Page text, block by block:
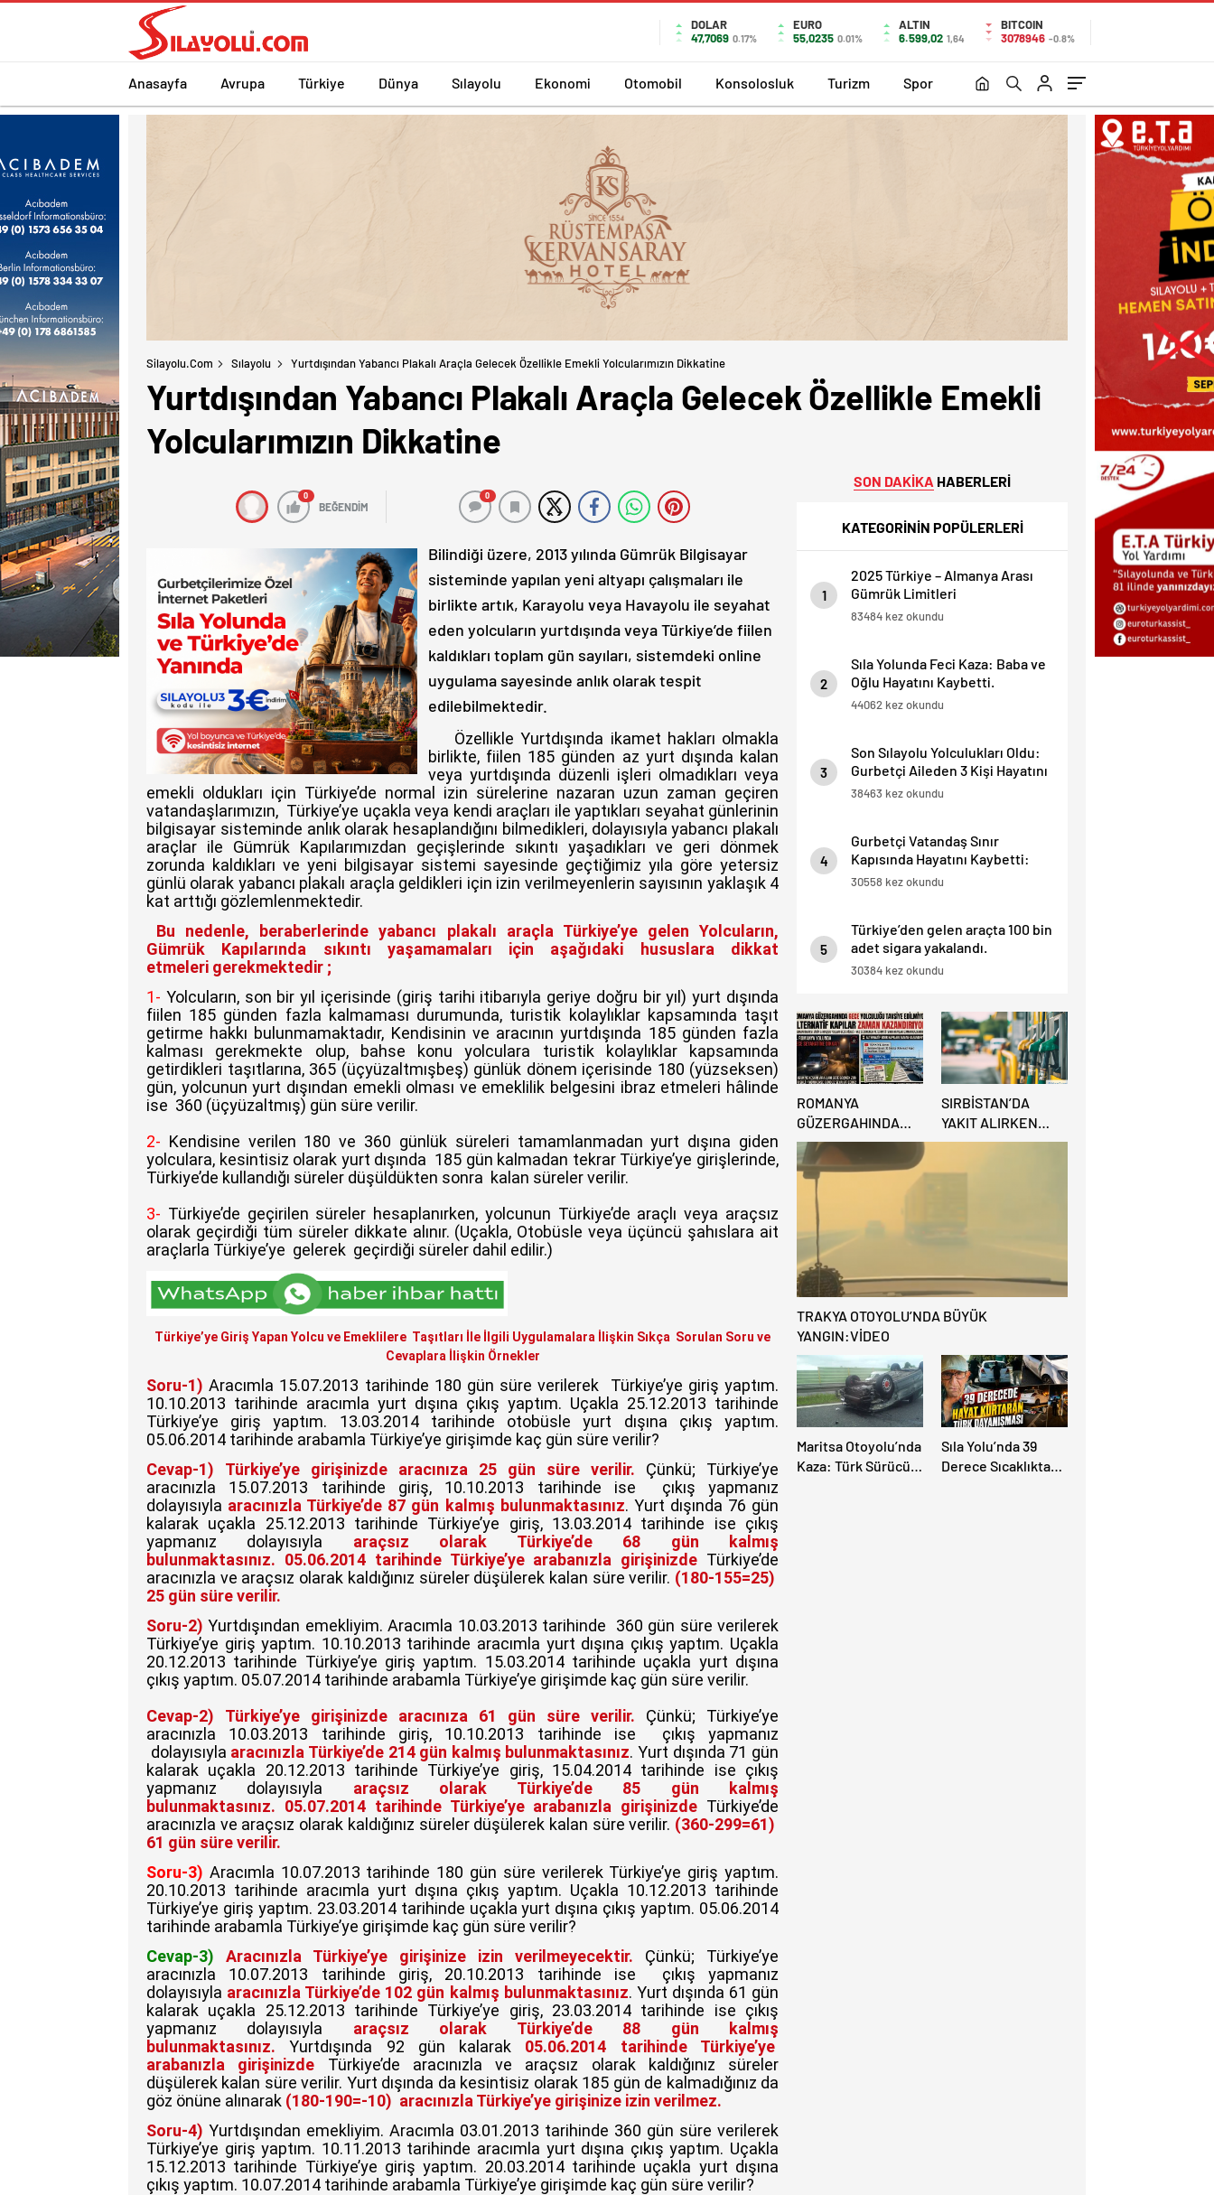
DOLAR
47,7069 0.17%
EURO
55,0235 0.01%
ALTIN
6.599,02 1,64
BITCOIN
3078946 -0.8%
Anasayfa Avrupa Türkiye Dünya Sılayolu Ekonomi Otomobil Konsolosluk Turizm Spor
Silayolu.com Sılayolu Yurtdışından Yabancı Plakalı Araçla Gelecek Özellikle Emekli Yolcularımızın Dikkatine
Yurtdışından Yabancı Plakalı Araçla Gelecek Özellikle Emekli
Yolcularımızın Dikkatine
0
BEĞENDİM
0
Bilindiği üzere, 2013 yılında Gümrük Bilgisayar
sisteminde yapılan yeni altyapı çalışmaları ile
birlikte artık, Karayolu veya Havayolu ile seyahat
eden yolcuların yurtdışında veya Türkiye’de fiilen
kaldıkları toplam gün sayıları, sistemdeki online
uygulama sayesinde anlık olarak tespit
edilebilmektedir.
Özellikle Yurtdışında ikamet hakları olmakla
birlikte, fiilen 185 günden az yurt dışında kalan
veya yurtdışında düzenli işleri olmadıkları veya
emekli oldukları için Türkiye’de normal izin sürelerine nazaran uzun zaman geçiren
vatandaşlarımızın, Türkiye’ye uçakla veya kendi araçları ile yaptıkları seyahat günlerinin
bilgisayar sisteminde anlık olarak hesaplandığını bilmedikleri, dolayısıyla yabancı plakalı
araçlar ile Gümrük Kapılarımızdan geçişlerinde sıkıntı yaşadıkları ve geri dönmek
zorunda kaldıkları ve yeni bilgisayar sistemi sayesinde geçtiğimiz yıla göre yetersiz
günlü olarak yabancı plakalı araçla geldikleri için izin verilmeyenlerin sayısının yaklaşık 4
kat arttığı gözlemlenmektedir.
Bu nedenle, beraberlerinde yabancı plakalı araçla Türkiye’ye gelen Yolcuların,
Gümrük Kapılarında sıkıntı yaşamamaları için aşağıdaki hususlara dikkat
etmeleri gerekmektedir ;
1- Yolcuların, son bir yıl içerisinde (giriş tarihi itibarıyla geriye doğru bir yıl) yurt dışında
fiilen 185 günden fazla kalmaması durumunda, turistik kolaylıklar kapsamında taşıt
getirme hakkı bulunmamaktadır, Kendisinin ve aracının yurtdışında 185 günden fazla
kalması gerekmekte olup, bahse konu yolculara turistik kolaylıklar kapsamında
getirdikleri taşıtlarına, 365 (üçyüzaltmışbeş) günlük dönem içerisinde 180 (yüzseksen)
gün, yolcunun yurt dışından emekli olması ve emeklilik belgesini ibraz etmeleri hâlinde
ise 360 (üçyüzaltmış) gün süre verilir.
2- Kendisine verilen 180 ve 360 günlük süreleri tamamlanmadan yurt dışına giden
yolculara, kesintisiz olarak yurt dışında 185 gün kalmadan tekrar Türkiye’ye girişlerinde,
Türkiye’de kullandığı süreler düşüldükten sonra kalan süreler verilir.
3- Türkiye’de geçirilen süreler hesaplanırken, yolcunun Türkiye’de araçlı veya araçsız
olarak geçirdiği tüm süreler dikkate alınır. (Uçakla, Otobüsle veya üçüncü şahıslara ait
araçlarla Türkiye’ye gelerek geçirdiği süreler dahil edilir.)
Türkiye’ye Giriş Yapan Yolcu ve Emeklilere Taşıtları İle İlgili Uygulamalara İlişkin Sıkça Sorulan Soru ve
Cevaplara İlişkin Örnekler
Soru-1) Aracımla 15.07.2013 tarihinde 180 gün süre verilerek Türkiye’ye giriş yaptım.
10.10.2013 tarihinde aracımla yurt dışına çıkış yaptım. Uçakla 25.12.2013 tarihinde
Türkiye’ye giriş yaptım. 13.03.2014 tarihinde otobüsle yurt dışına çıkış yaptım.
05.06.2014 tarihinde arabamla Türkiye’ye girişimde kaç gün süre verilir?
Cevap-1)
Türkiye’ye girişinizde aracınıza 25 gün süre verilir.
Çünkü; Türkiye’ye
aracınızla 15.07.2013 tarihinde giriş, 10.10.2013 tarihinde ise çıkış yapmanız
dolayısıyla aracınızla Türkiye’de 87 gün kalmış bulunmaktasınız. Yurt dışında 76 gün
kalarak uçakla 25.12.2013 tarihinde Türkiye’ye giriş, 13.03.2014 tarihinde ise çıkış
yapmanız dolayısıyla
araçsız olarak Türkiye’de 68 gün kalmış
bulunmaktasınız. 05.06.2014 tarihinde Türkiye’ye arabanızla girişinizde Türkiye’de
aracınızla ve araçsız olarak kaldığınız süreler düşülerek kalan süre verilir. (180-155=25)
25 gün süre verilir.
Soru-2) Yurtdışından emekliyim. Aracımla 10.03.2013 tarihinde 360 gün süre verilerek
Türkiye’ye giriş yaptım. 10.10.2013 tarihinde aracımla yurt dışına çıkış yaptım. Uçakla
20.12.2013 tarihinde Türkiye’ye giriş yaptım. 15.03.2014 tarihinde uçakla yurt dışına
çıkış yaptım. 05.07.2014 tarihinde arabamla Türkiye’ye girişimde kaç gün süre verilir.
Cevap-2)
Türkiye’ye girişinizde aracınıza 61 gün süre verilir.
Çünkü; Türkiye’ye
aracınızla 10.03.2013 tarihinde giriş, 10.10.2013 tarihinde ise çıkış yapmanız
dolayısıyla aracınızla Türkiye’de 214 gün kalmış bulunmaktasınız. Yurt dışında 71 gün
kalarak uçakla 20.12.2013 tarihinde Türkiye’ye giriş, 15.04.2014 tarihinde ise çıkış
yapmanız dolayısıyla
araçsız olarak Türkiye’de 85 gün kalmış
bulunmaktasınız. 05.07.2014 tarihinde Türkiye’ye arabanızla girişinizde Türkiye’de
aracınızla ve araçsız olarak kaldığınız süreler düşülerek kalan süre verilir. (360-299=61)
61 gün süre verilir.
Soru-3) Aracımla 10.07.2013 tarihinde 180 gün süre verilerek Türkiye’ye giriş yaptım.
20.10.2013 tarihinde aracımla yurt dışına çıkış yaptım. Uçakla 10.12.2013 tarihinde
Türkiye’ye giriş yaptım. 23.03.2014 tarihinde uçakla yurt dışına çıkış yaptım. 05.06.2014
tarihinde arabamla Türkiye’ye girişimde kaç gün süre verilir?
Cevap-3)
Aracınızla Türkiye’ye girişinize izin verilmeyecektir.
Çünkü; Türkiye’ye
aracınızla 10.07.2013 tarihinde giriş, 20.10.2013 tarihinde ise çıkış yapmanız
dolayısıyla aracınızla Türkiye’de 102 gün kalmış bulunmaktasınız. Yurt dışında 61 gün
kalarak uçakla 25.12.2013 tarihinde Türkiye’ye giriş, 23.03.2014 tarihinde ise çıkış
yapmanız dolayısıyla
araçsız olarak Türkiye’de 88 gün kalmış
bulunmaktasınız.
Yurtdışında 92 gün kalarak
05.06.2014 tarihinde Türkiye’ye
arabanızla girişinizde
Türkiye’de aracınızla ve araçsız olarak kaldığınız süreler
düşülerek kalan süre verilir. Yurt dışında da kesintisiz olarak 185 gün de kalmadığınız da
göz önüne alınarak (180-190=-10) aracınızla Türkiye’ye girişinize izin verilmez.
Soru-4) Yurtdışından emekliyim. Aracımla 03.01.2013 tarihinde 360 gün süre verilerek
Türkiye’ye giriş yaptım. 10.11.2013 tarihinde aracımla yurt dışına çıkış yaptım. Uçakla
15.12.2013 tarihinde Türkiye’ye giriş yaptım. 20.03.2014 tarihinde uçakla yurt dışına
çıkış yaptım. 10.07.2014 tarihinde arabamla Türkiye’ye girişimde kaç gün süre verilir?
SON DAKİKA HABERLERİ
KATEGORİNİN POPÜLERLERİ
1
2025 Türkiye – Almanya Arası
Gümrük Limitleri
83484 kez okundu
2
Sıla Yolunda Feci Kaza: Baba ve
Oğlu Hayatını Kaybetti.
44062 kez okundu
3
Son Sılayolu Yolculukları Oldu:
Gurbetçi Aileden 3 Kişi Hayatını
Kaybetti.
38463 kez okundu
4
Gurbetçi Vatandaş Sınır
Kapısında Hayatını Kaybetti:
“İnsan Hayatı Bu Kadar Ucuz
30558 kez okundu
5
Türkiye’den gelen araçta 100 bin
adet sigara yakalandı.
30384 kez okundu
ROMANYA
GÜZERGAHINDA
GECE YOLCULUĞU
TAVSİYE
EDİLMİYOR:
ALTERNATİF
KAPILAR ZAMAN
KAZANDIRIYOR!
SIRBİSTAN’DA
YAKIT ALIRKEN
KREDİ KARTINA
TRAKYA OTOYOLU’NDA BÜYÜK
YANGIN:VİDEO
Maritsa Otoyolu’nda
Kaza: Türk Sürücü
Sıla Yolu’nda 39
Derece Sıcaklıkta